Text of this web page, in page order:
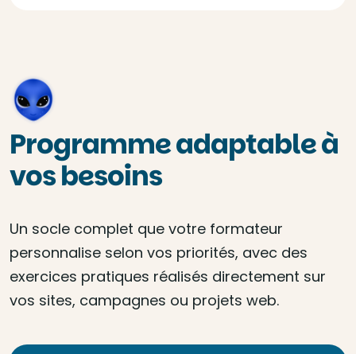
Programme adaptable à
vos besoins
Un socle complet que votre formateur
personnalise selon vos priorités, avec des
exercices pratiques réalisés directement sur
vos sites, campagnes ou projets web.